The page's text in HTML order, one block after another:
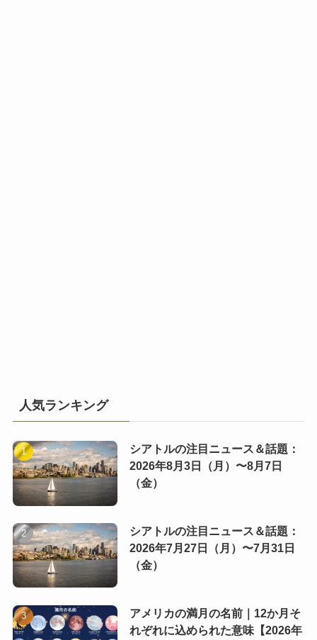
人気ランキング
シアトルの注目ニュース＆話題：
2026年8月3日（月）〜8月7日
（金）
シアトルの注目ニュース＆話題：
2026年7月27日（月）〜7月31日
（金）
アメリカの満月の名前｜12か月そ
れぞれに込められた意味【2026年